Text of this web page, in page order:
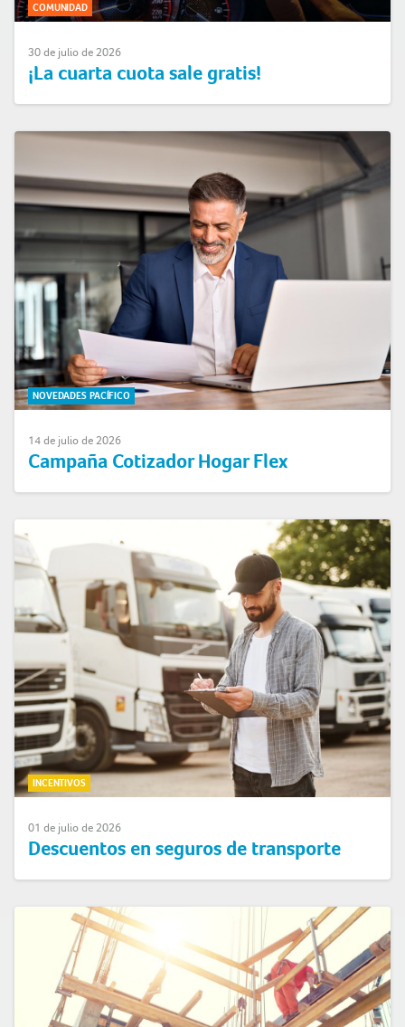
COMUNIDAD
30 de julio de 2026
¡La cuarta cuota sale gratis!
NOVEDADES PACÍFICO
14 de julio de 2026
Campaña Cotizador Hogar Flex
INCENTIVOS
01 de julio de 2026
Descuentos en seguros de transporte